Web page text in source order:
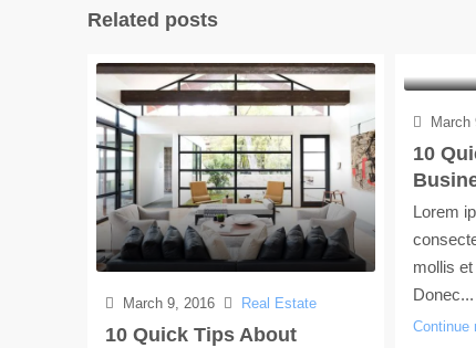
Related posts
March 9, 2016 Real Estate
10 Quick Tips About
March
10
Lorem
mollis
Donec...
Continue